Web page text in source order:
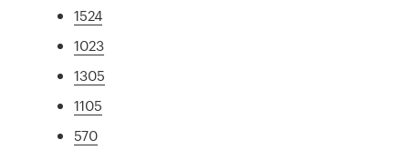
1524
1023
1305
1105
570